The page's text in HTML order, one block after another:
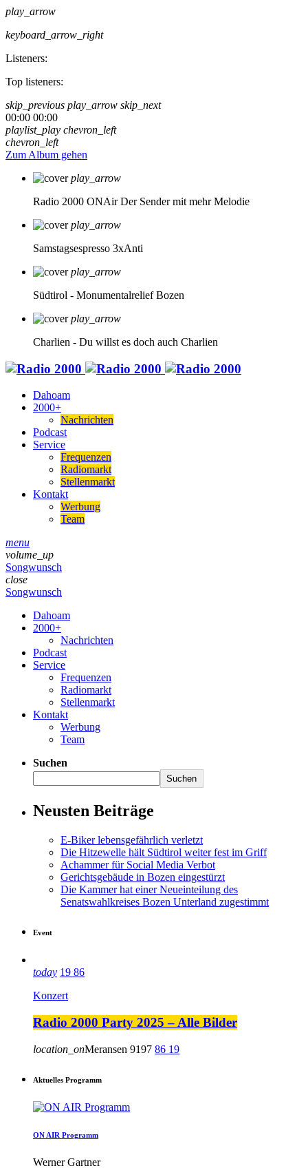
play_arrow
keyboard_arrow_right
Listeners:
Top listeners:
skip_previous play_arrow skip_next
00:00 00:00
playlist_play chevron_left
chevron_left
Zum Album gehen
play_arrow
Radio 2000 ONAir Der Sender mit mehr Melodie
play_arrow
Samstagsespresso 3xAnti
play_arrow
Südtirol - Monumentalrelief Bozen
play_arrow
Charlien - Du willst es doch auch Charlien
Dahoam
2000+
Nachrichten
Podcast
Service
Frequenzen
Radiomarkt
Stellenmarkt
Kontakt
Werbung
Team
menu
volume_up
Songwunsch
close
Songwunsch
Dahoam
2000+
Nachrichten
Podcast
Service
Frequenzen
Radiomarkt
Stellenmarkt
Kontakt
Werbung
Team
Suchen
Suchen
Neusten Beiträge
E-Biker lebensgefährlich verletzt
Die Hitzewelle hält Südtirol weiter fest im Griff
Achammer für Social Media Verbot
Gerichtsgebäude in Bozen eingestürzt
Die Kammer hat einer Neueinteilung des
Senatswahlkreises Bozen Unterland zugestimmt
Event
today 19 86
Konzert
Radio 2000 Party 2025 – Alle Bilder
location_onMeransen 9197 86 19
Aktuelles Programm
ON AIR Programm
Werner Gartner